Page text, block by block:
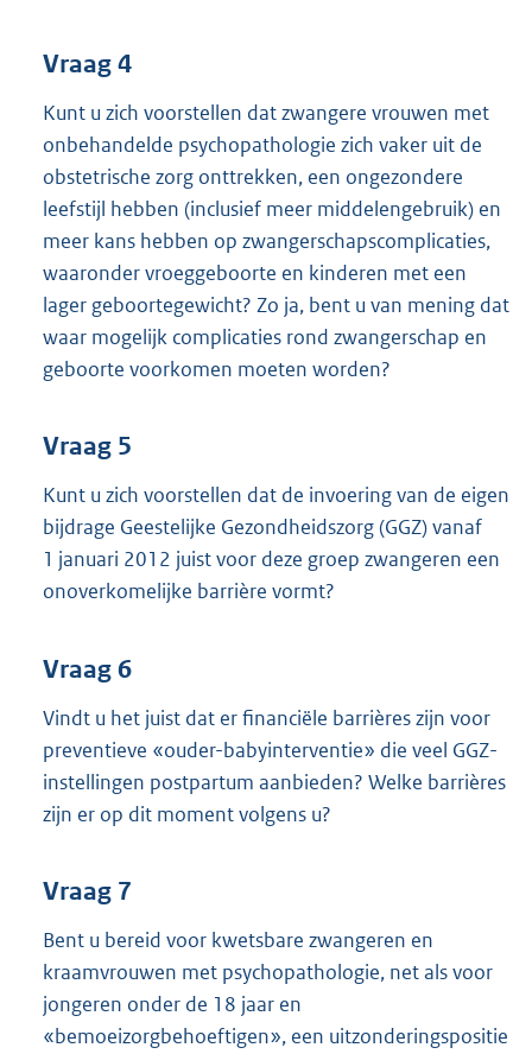
Vraag 4
Kunt u zich voorstellen dat zwangere vrouwen met
onbehandelde psychopathologie zich vaker uit de
obstetrische zorg onttrekken, een ongezondere
leefstijl hebben (inclusief meer middelengebruik) en
meer kans hebben op zwangerschapscomplicaties,
waaronder vroeggeboorte en kinderen met een
lager geboortegewicht? Zo ja, bent u van mening dat
waar mogelijk complicaties rond zwangerschap en
geboorte voorkomen moeten worden?
Vraag 5
Kunt u zich voorstellen dat de invoering van de eigen
bijdrage Geestelijke Gezondheidszorg (GGZ) vanaf
1 januari 2012 juist voor deze groep zwangeren een
onoverkomelijke barrière vormt?
Vraag 6
Vindt u het juist dat er financiële barrières zijn voor
preventieve «ouder-babyinterventie» die veel GGZ-
instellingen postpartum aanbieden? Welke barrières
zijn er op dit moment volgens u?
Vraag 7
Bent u bereid voor kwetsbare zwangeren en
kraamvrouwen met psychopathologie, net als voor
jongeren onder de 18 jaar en
«bemoeizorgbehoeftigen», een uitzonderingspositie